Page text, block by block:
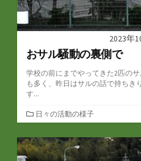
2023年
おサル騒動の裏側で
学校の前にまでやってきた2匹の
も多く、昨日はサルの話で持ちき
す...
カ
テ
ゴ
リ
日々の活動の様子